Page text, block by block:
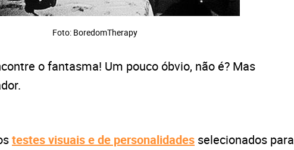
Foto: BoredomTherapy
o fantasma! Um pouco óbvio, não é? Mas
testes visuais e de personalidades selecionados para